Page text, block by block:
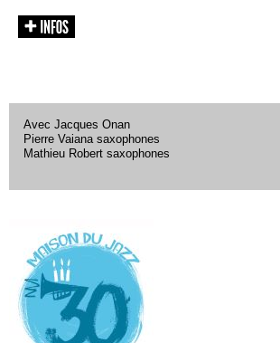
Avec Jacques Onan
Pierre Vaiana saxophones
Mathieu Robert saxophones